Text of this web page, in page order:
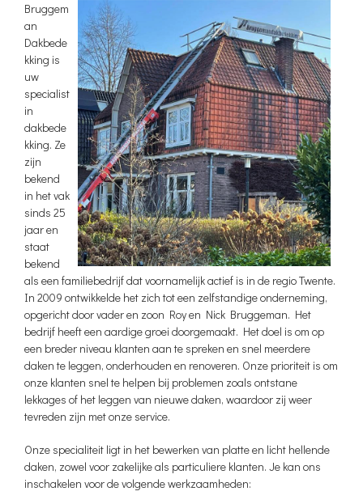
Bruggem
an
Dakbede
kking is
uw
specialist
in
dakbede
kking. Ze
zijn
bekend
in het vak
sinds 25
jaar en
staat
bekend
als een familiebedrijf dat voornamelijk actief is in de regio Twente.
In 2009 ontwikkelde het zich tot een zelfstandige onderneming,
opgericht door vader en zoon Roy en Nick Bruggeman. Het
bedrijf heeft een aardige groei doorgemaakt. Het doel is om op
een breder niveau klanten aan te spreken en snel meerdere
daken te leggen, onderhouden en renoveren. Onze prioriteit is om
onze klanten snel te helpen bij problemen zoals ontstane
lekkages of het leggen van nieuwe daken, waardoor zij weer
tevreden zijn met onze service.
Onze specialiteit ligt in het bewerken van platte en licht hellende
daken, zowel voor zakelijke als particuliere klanten. Je kan ons
inschakelen voor de volgende werkzaamheden: